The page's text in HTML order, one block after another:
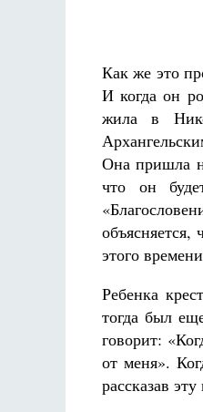
Как же это
И когда он
жила в
Она пришла
что он
этого
Ребенка
тогда был
говорит:
от меня».
рассказав